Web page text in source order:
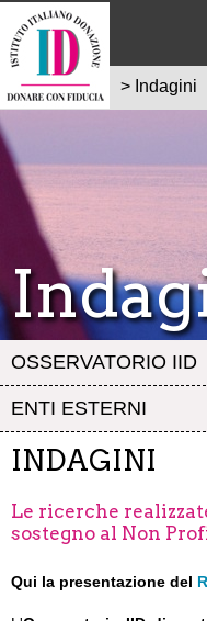
OSSERVATORIO IID
ENTI ESTERNI
> Indagini
INDAGINI
Le ricerche
sostegno al Non
Qui la presentazione del